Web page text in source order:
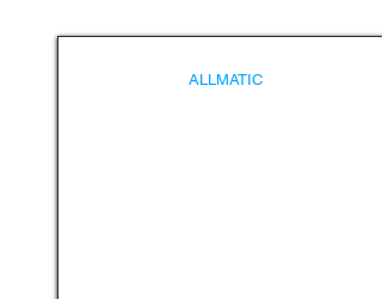
ALLMATIC